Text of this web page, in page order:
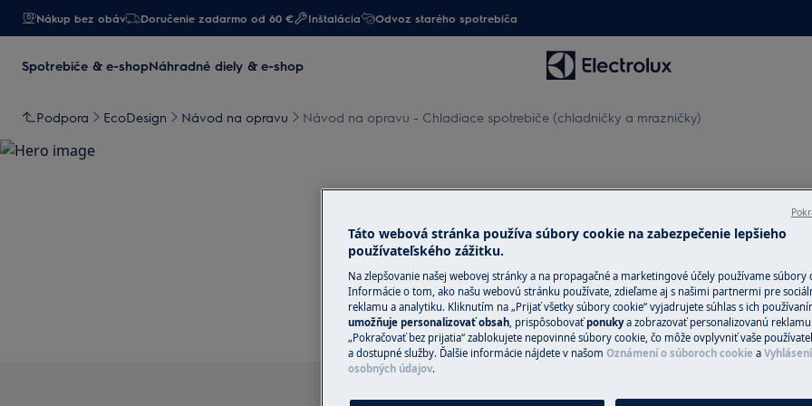
Nákup bez obáv Doručenie zadarmo od 60 € Inštalácia Odvoz starého spotrebiča
Spotrebiče & e-shopNáhradné diely & e-shop
Podpora EcoDesign Návod na opravu Návod na opravu - Chladiace spotrebiče (chladničky a mrazničky)
Podpora pre Návod na opravu - Chladiace
Táto webová stránka používa súbory cookie na zabezpečenie lepšieho
používateľského zážitku.
Na zlepšovanie našej webovej stránky a na propagačné a marketingové účely používame súbory
Informácie o tom, ako našu webovú stránku používate, zdieľame aj s našimi partnermi pre
reklamu a analytiku. Kliknutím na „Prijať všetky súbory cookie“ vyjadrujete súhlas s ich
umožňuje personalizovať obsah, prispôsobovaťponukya zobrazovať personalizovanú
„Pokračovať bez prijatia“ zablokujete nepovinné súbory cookie, čo môže ovplyvniť vaše
a dostupné služby. Ďalšie informácie nájdete v našom Oznámení o súboroch cookie a
osobných údajov.